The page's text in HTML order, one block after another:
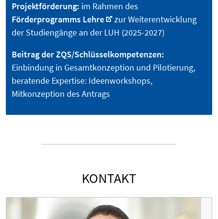
Projektförderung: im Rahmen des
Förderprogramms Lehre
zur Weiterentwicklung
der Studiengänge an der LUH (2025-2027)
Beitrag der ZQS/Schlüsselkompetenzen:
Einbindung in Gesamtkonzeption und Pilotierung,
beratende Expertise: Ideenworkshops,
Mitkonzeption des Antrags
KONTAKT